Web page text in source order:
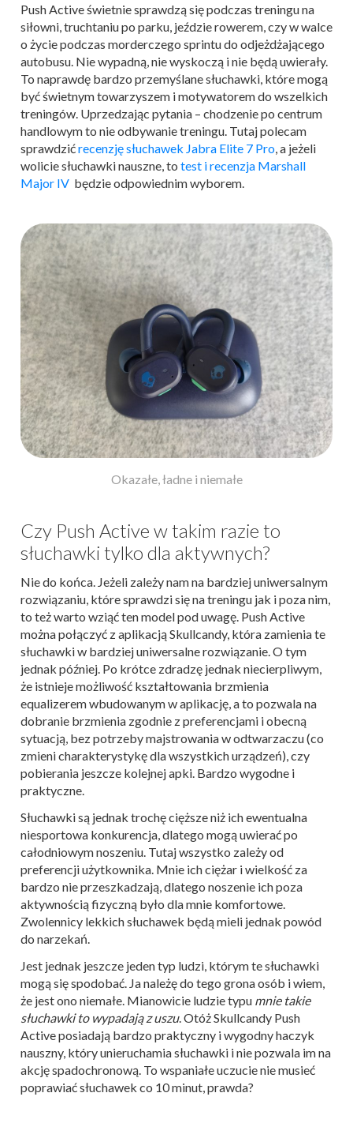
Push Active świetnie sprawdzą się podczas treningu na
siłowni, truchtaniu po parku, jeździe rowerem, czy w walce
o życie podczas morderczego sprintu do odjeżdżającego
autobusu. Nie wypadną, nie wyskoczą i nie będą uwierały.
To naprawdę bardzo przemyślane słuchawki, które mogą
być świetnym towarzyszem i motywatorem do wszelkich
treningów. Uprzedzając pytania – chodzenie po centrum
handlowym to nie odbywanie treningu. Tutaj polecam
sprawdzićrecenzję słuchawek Jabra Elite 7 Pro, a jeżeli
wolicie słuchawki nauszne, to test i recenzja Marshall
Major IV będzie odpowiednim wyborem.
Okazałe, ładne i niemałe
Czy Push Active w takim razie to
słuchawki tylko dla aktywnych?
Nie do końca. Jeżeli zależy nam na bardziej uniwersalnym
rozwiązaniu, które sprawdzi się na treningu jak i poza nim,
to też warto wziąć ten model pod uwagę. Push Active
można połączyć z aplikacją Skullcandy, która zamienia te
słuchawki w bardziej uniwersalne rozwiązanie. O tym
jednak później. Po krótce zdradzę jednak niecierpliwym,
że istnieje możliwość kształtowania brzmienia
equalizerem wbudowanym w aplikację, a to pozwala na
dobranie brzmienia zgodnie z preferencjami i obecną
sytuacją, bez potrzeby majstrowania w odtwarzaczu (co
zmieni charakterystykę dla wszystkich urządzeń), czy
pobierania jeszcze kolejnej apki. Bardzo wygodne i
praktyczne.
Słuchawki są jednak trochę cięższe niż ich ewentualna
niesportowa konkurencja, dlatego mogą uwierać po
całodniowym noszeniu. Tutaj wszystko zależy od
preferencji użytkownika. Mnie ich ciężar i wielkość za
bardzo nie przeszkadzają, dlatego noszenie ich poza
aktywnością fizyczną było dla mnie komfortowe.
Zwolennicy lekkich słuchawek będą mieli jednak powód
do narzekań.
Jest jednak jeszcze jeden typ ludzi, którym te słuchawki
mogą się spodobać. Ja należę do tego grona osób i wiem,
że jest ono niemałe. Mianowicie ludzie typu mnie takie
słuchawki to wypadają z uszu. Otóż Skullcandy Push
Active posiadają bardzo praktyczny i wygodny haczyk
nauszny, który unieruchamia słuchawki i nie pozwala im na
akcję spadochronową. To wspaniałe uczucie nie musieć
poprawiać słuchawek co 10 minut, prawda?